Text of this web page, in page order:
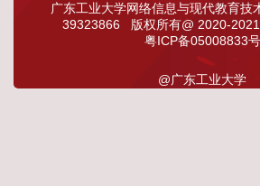
广东工业大学网络信息与现代教育技
39323866 版权所有@ 2020-
粤ICP备05008833号
@广东工业大学